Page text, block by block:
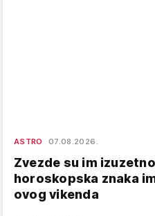
ASTRO 07.08.2026.
Zvezde su im
horoskopska znaka
ovog vikenda